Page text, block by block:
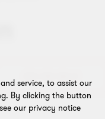
076 135 08 47
service, to assist our
By clicking the button
our privacy notice